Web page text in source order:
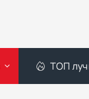
ТОП